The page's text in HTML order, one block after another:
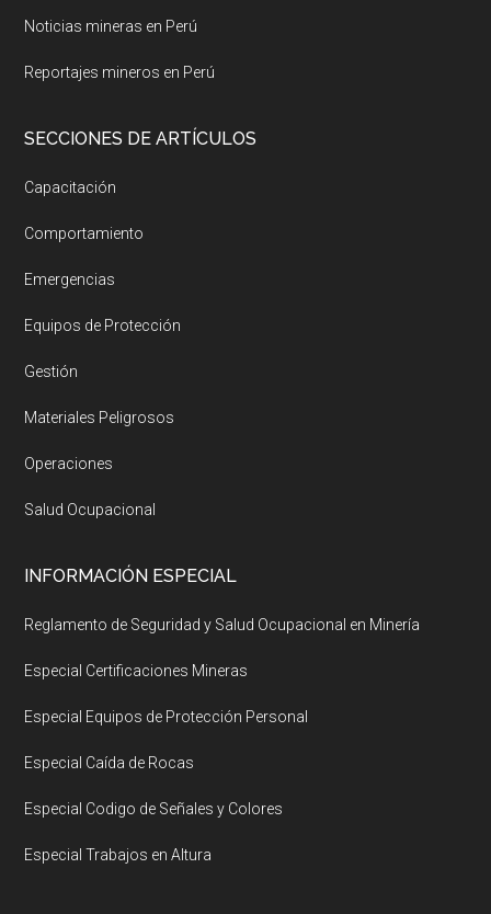
Noticias mineras en Perú
Reportajes mineros en Perú
SECCIONES DE ARTÍCULOS
Capacitación
Comportamiento
Emergencias
Equipos de Protección
Gestión
Materiales Peligrosos
Operaciones
Salud Ocupacional
INFORMACIÓN ESPECIAL
Reglamento de Seguridad y Salud Ocupacional en Minería
Especial Certificaciones Mineras
Especial Equipos de Protección Personal
Especial Caída de Rocas
Especial Codigo de Señales y Colores
Especial Trabajos en Altura